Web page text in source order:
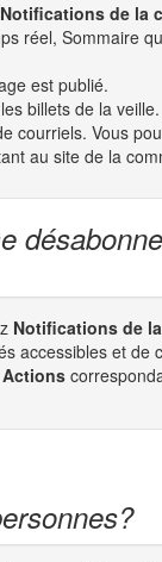
Notifications de la
réel, Sommaire
est publié.
billets de la veille.
courriels. Vous
au site de la
Notifications de
accessibles et de
Actions